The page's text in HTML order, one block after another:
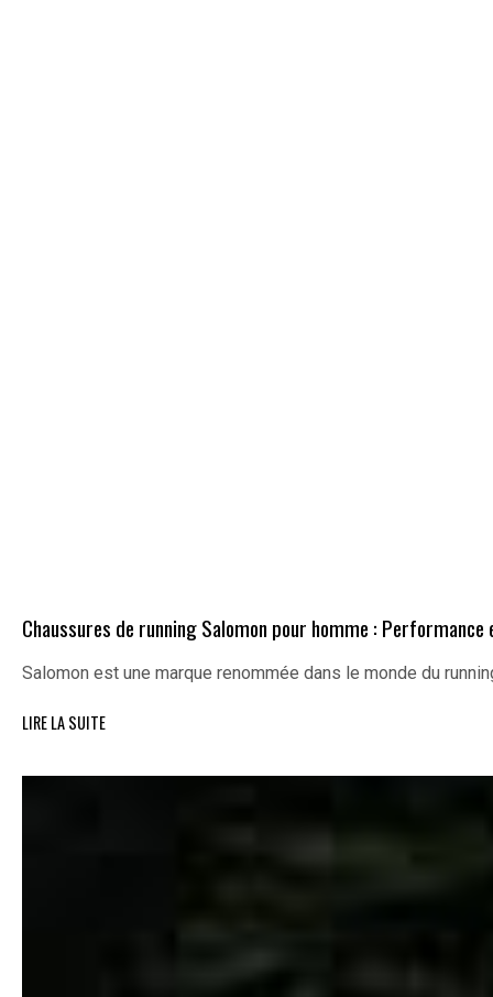
Chaussures de running Salomon pour homme :
Salomon est une marque renommée dans le monde du
LIRE LA SUITE